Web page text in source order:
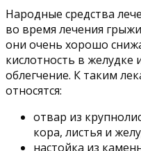
Народные средства
во время лечения
они очень хорошо
кислотность в желудке
облегчение. К таким
относятся:
отвар из
кора, листья и
настойка из